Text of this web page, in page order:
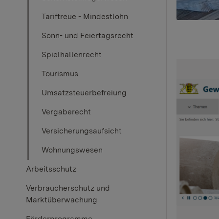
Tariftreue - Mindestlohn
Sonn- und Feiertagsrecht
Spielhallenrecht
Tourismus
Umsatzsteuerbefreiung
Vergaberecht
Versicherungsaufsicht
Wohnungswesen
Arbeitsschutz
Verbraucherschutz und
Marktüberwachung